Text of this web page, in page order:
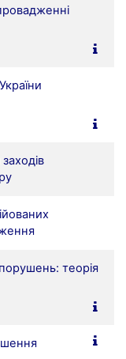
теорія